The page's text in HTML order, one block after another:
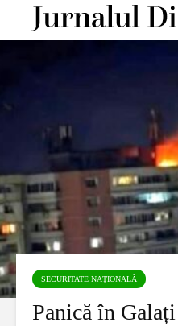
SECURITATE NAȚIONALĂ
Panică în